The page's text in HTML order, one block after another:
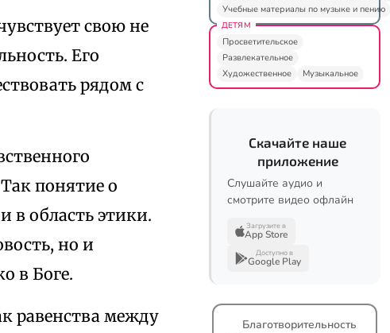
свою не
Его
рядом с
понятие о
в область этики.
но и
в Боге.
равенства между
Учебные материалы по музыке и пению
ДЕТЯМ
Просветительское
Развлекательное
Художественное
Музыкальное
Скачайте наше
приложение
Слушайте аудио и
смотрите видео офлайн
Загрузите в
App Store
Доступно в
Google Play
Благотворительность